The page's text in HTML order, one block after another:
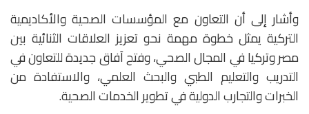
وأشار إلى أن التعاون مع المؤسسات الصحية والأكاديمية
التركية يمثل خطوة مهمة نحو تعزيز العلاقات الثنائية بين
مصر وتركيا في المجال الصحي، وفتح آفاق جديدة للتعاون في
التدريب والتعليم الطبي والبحث العلمي، والاستفادة من
الخبرات والتجارب الدولية في تطوير الخدمات الصحية.